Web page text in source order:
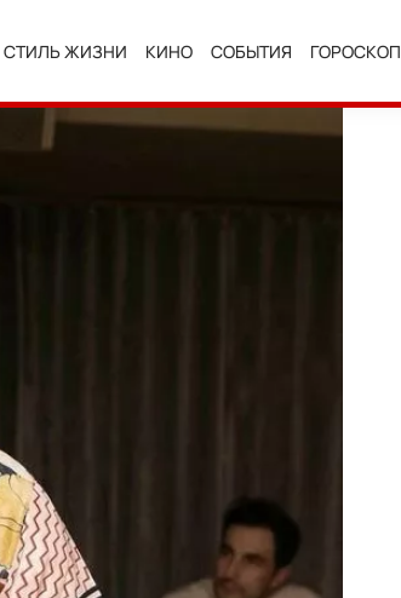
СТИЛЬ ЖИЗНИ КИНО СОБЫТИЯ ГОРОСКОП